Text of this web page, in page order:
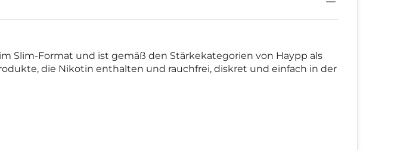
Slim-Format und ist gemäß den Stärkekategorien von Haypp als
die Nikotin enthalten und rauchfrei, diskret und einfach in der